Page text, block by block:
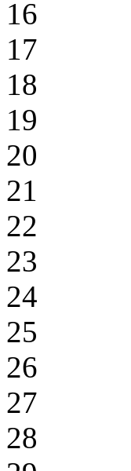
16
17
18
19
20
21
22
23
24
25
26
27
28